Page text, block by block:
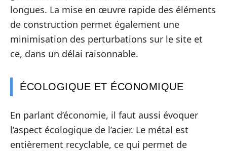
longues. La mise en œuvre rapide des éléments
de construction permet également une
minimisation des perturbations sur le site et
ce, dans un délai raisonnable.
ÉCOLOGIQUE ET ÉCONOMIQUE
En parlant d’économie, il faut aussi évoquer
l’aspect écologique de l’acier. Le métal est
entièrement recyclable, ce qui permet de